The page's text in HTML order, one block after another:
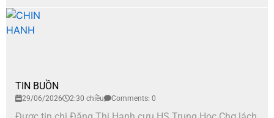
TIN BUỒN
29/06/2026 2:30 chiều Comments: 0